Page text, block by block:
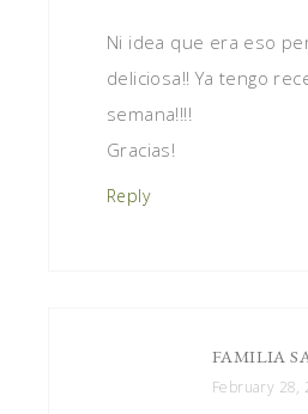
Ni idea que era eso
deliciosa!! Ya tengo
semana!!!!
Gracias!
Reply
FAMILIA
February 28,